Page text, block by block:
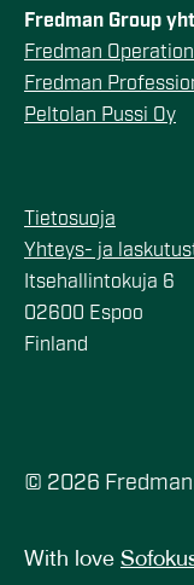
Fredman Group
Fredman
Fredman
Peltolan Pussi Oy
Tietosuoja
Yhteys- ja
Itsehallintokuja 6
02600 Espoo
Finland
© 2026 Fredman
With love